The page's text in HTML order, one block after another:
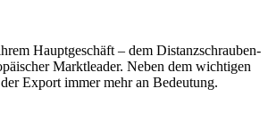
Hauptgeschäft – dem Distanzschrauben-
Marktleader. Neben dem wichtigen
Export immer mehr an Bedeutung.